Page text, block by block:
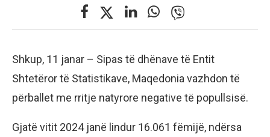
Shkup, 11 janar – Sipas të dhënave të Entit
Shtetëror të Statistikave, Maqedonia vazhdon të
përballet me rritje natyrore negative të popullsisë.
Gjatë vitit 2024 janë lindur 16.061 fëmijë, ndërsa